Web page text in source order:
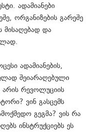
ადამიანები
ორგანიზების გარეშე
მისაღებად და
ადამიანების,
შეიარაღებული
არის რევოლუციის
ვინ გასცემს
გეგმა? ვის რა
ინსტრუქციებს ეს